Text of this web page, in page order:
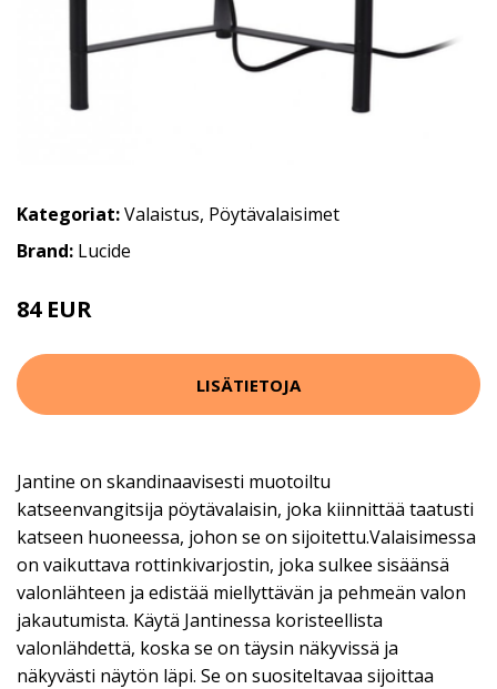
Kategoriat:Valaistus, Pöytävalaisimet
Brand: Lucide
84 EUR
LISÄTIETOJA
Jantine on skandinaavisesti muotoiltu
katseenvangitsija pöytävalaisin, joka kiinnittää taatusti
katseen huoneessa, johon se on sijoitettu.Valaisimessa
on vaikuttava rottinkivarjostin, joka sulkee sisäänsä
valonlähteen ja edistää miellyttävän ja pehmeän valon
jakautumista. Käytä Jantinessa koristeellista
valonlähdettä, koska se on täysin näkyvissä ja
näkyvästi näytön läpi. Se on suositeltavaa sijoittaa